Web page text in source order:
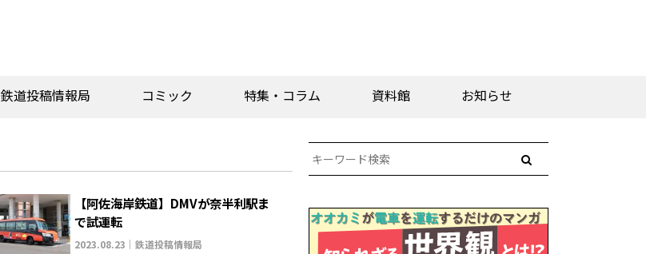
鉄道投稿情報局 コミック 特集・コラム 資料館 お知らせ
【阿佐海岸鉄道】DMVが奈半利駅ま
で試運転
2023.08.23｜鉄道投稿情報局